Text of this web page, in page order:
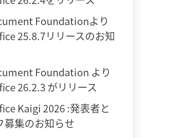
Foundationより
25.8.7リリースのお知
Foundation より
26.2.3 がリリース
Kaigi 2026 :発表者と
募集のお知らせ